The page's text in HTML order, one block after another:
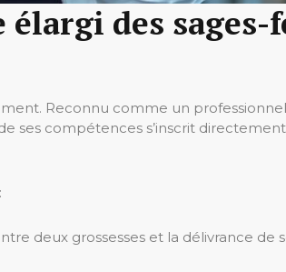
des sages-
Reconnu comme un
ses compétences s’inscrit
deux grossesses et la délivrance de